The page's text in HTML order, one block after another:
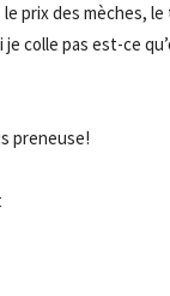
prix des mèches,
colle pas est-ce
preneuse!